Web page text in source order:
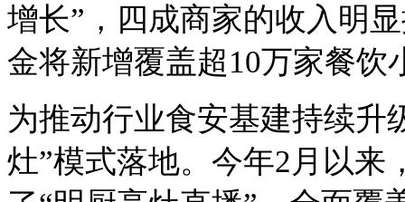
增长”，四成商家的收入明
金将新增覆盖超10万家餐饮
为推动行业食安基建持续升
灶”模式落地。今年2月以来